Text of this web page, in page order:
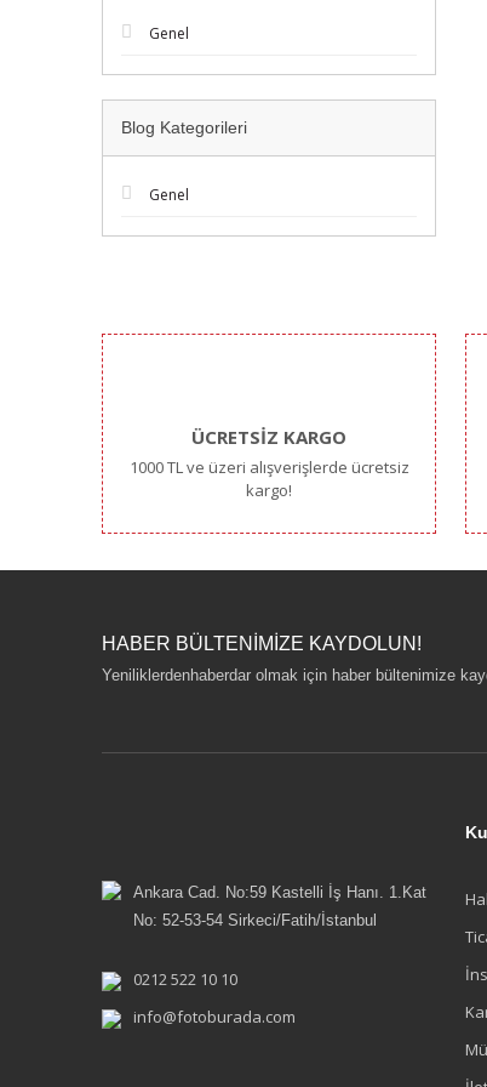
Genel
Blog Kategorileri
Genel
ÜCRETSİZ KARGO
1000 TL ve üzeri alışverişlerde ücretsiz
kargo!
HABER BÜLTENİMİZE KAYDOLUN!
Yeniliklerdenhaberdar olmak için haber bültenimize
Ankara Cad. No:59 Kastelli İş Hanı. 1.Kat
No: 52-53-54 Sirkeci/Fatih/İstanbul
0212 522 10 10
info@fotoburada.com